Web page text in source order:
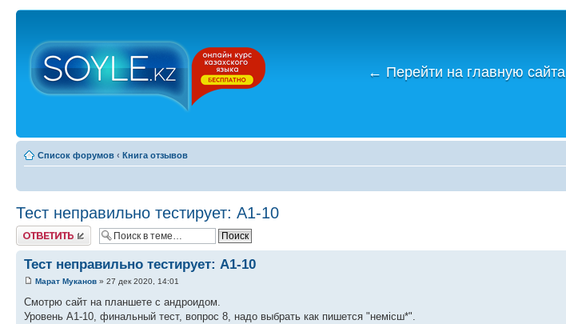
← Перейти на главную сайта
Список форумов ‹ Книга отзывов
Тест неправильно тестирует: А1-10
Ответить
Тест неправильно тестирует: А1-10
Марат Муканов » 27 дек 2020, 14:01
Смотрю сайт на планшете с андроидом.
Уровень А1-10, финальный тест, вопрос 8, надо выбрать как пишется "немісш*".